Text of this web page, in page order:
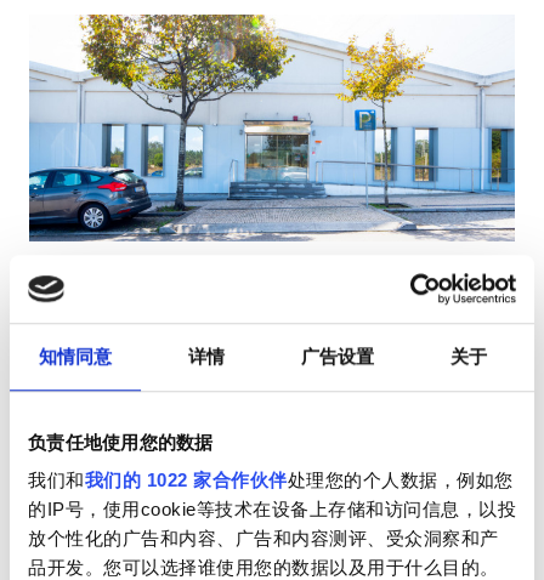
知情同意 详情 广告设置 关于
负责任地使用您的数据
我们和我们的 1022 家合作伙伴处理您的个人数据，例如您
的IP号，使用cookie等技术在设备上存储和访问信息，以投
放个性化的广告和内容、广告和内容测评、受众洞察和产
品开发。您可以选择谁使用您的数据以及用于什么目的。
接收
HIV患者
乙型肝炎患者
丙型肝炎患者
设施
小吃
免费WiFi
电视屏幕
Diaverum Vila do Conde
孔迪镇, 葡萄牙
5.29 距离市中心公里数
优秀
1 评论
9.8
每次治疗
透析HD €160.3
透析HDF €160.3
预订